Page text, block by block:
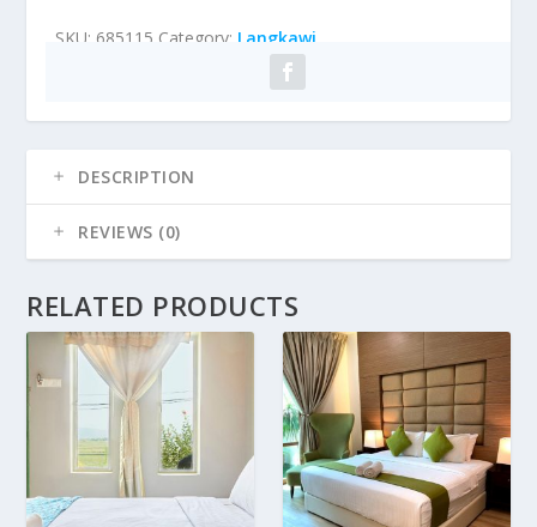
SKU: 685115 Category: Langkawi
DESCRIPTION
REVIEWS (0)
RELATED PRODUCTS